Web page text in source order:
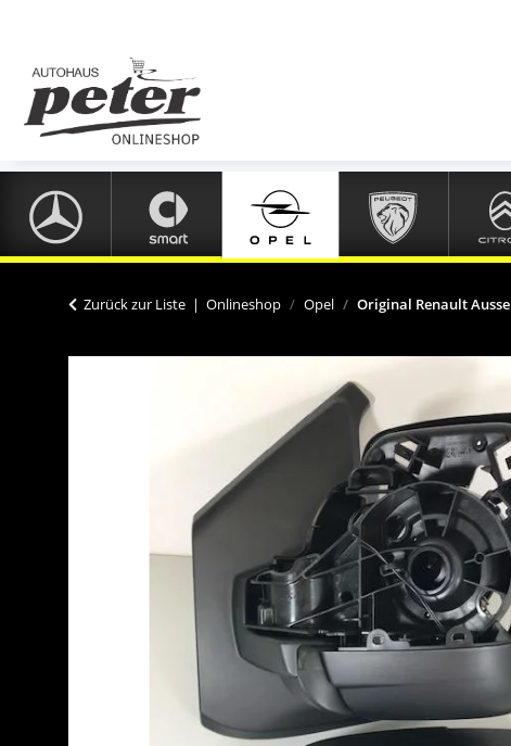
Zurück zur Liste Onlineshop Opel Original Renault